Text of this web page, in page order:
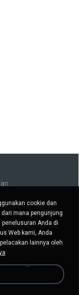
saya
saya
cookie dan
mana pengunjung
Anda di
Web kami, Anda
lainnya oleh